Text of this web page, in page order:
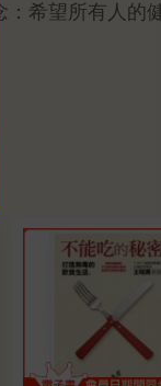
希望所有人的